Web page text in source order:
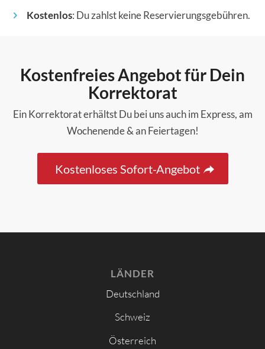
Kostenlos: Du zahlst keine Reservierungsgebühren.
Kostenfreies Angebot für Dein
Korrektorat
Ein Korrektorat erhältst Du bei uns auch im Express, am
Wochenende & an Feiertagen!
Kostenloses Sofort-Angebot
LÄNDER
Deutschland
Schweiz
Österreich